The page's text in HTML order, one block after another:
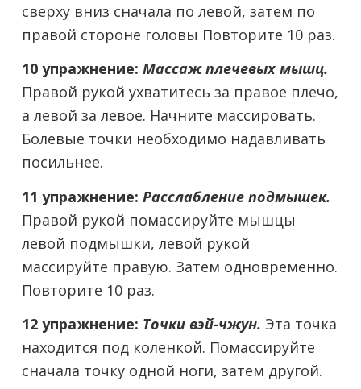
сверху вниз сначала по левой, затем по
правой стороне головы Повторите 10 раз.
10 упражнение: Массаж плечевых мышц.
Правой рукой ухватитесь за правое плечо,
а левой за левое. Начните массировать.
Болевые точки необходимо надавливать
посильнее.
11 упражнение: Расслабление подмышек.
Правой рукой помассируйте мышцы
левой подмышки, левой рукой
массируйте правую. Затем одновременно.
Повторите 10 раз.
12 упражнение: Точки вэй-чжун. Эта точка
находится под коленкой. Помассируйте
сначала точку одной ноги, затем другой.